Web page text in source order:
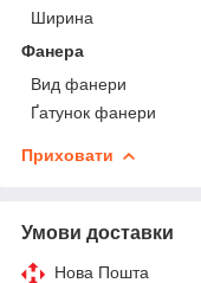
Ширина
Фанера
Вид фанери
Ґатунок фанери
Приховати
Умови доставки
Нова Пошта